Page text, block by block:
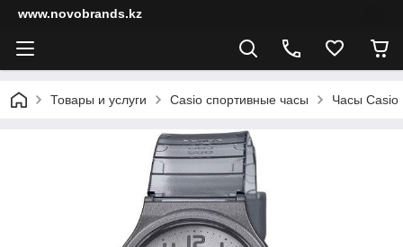
www.novobrands.kz
Товары и услуги Casio спортивные часы Часы Casio